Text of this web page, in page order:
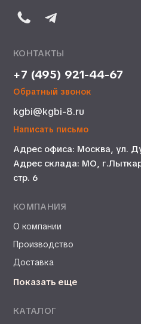
КОНТАКТЫ
+7 (495) 921-44-67
Обратный звонок
kgbi@kgbi-8.ru
Написать письмо
Адрес офиса: Москва, ул.
Адрес склада: МО,
стр. 6
КОМПАНИЯ
О компании
Производство
Доставка
Показать еще
КАТАЛОГ